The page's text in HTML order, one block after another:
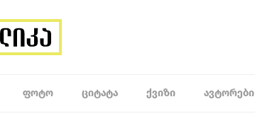
ᲤᲝᲢᲝ ᲪᲘᲢᲐᲢᲐ ᲥᲕᲘᲖᲘ ᲐᲕᲢᲝᲠᲔᲑᲘ